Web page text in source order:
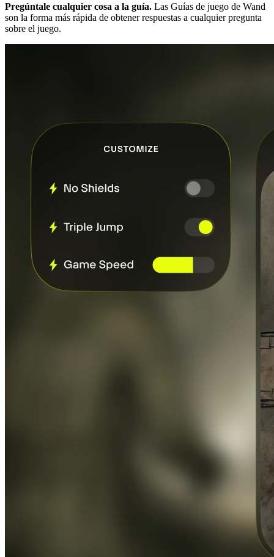
Pregúntale cualquier cosa a la guía. Las Guías de juego de Wand
son la forma más rápida de obtener respuestas a cualquier pregunta
sobre el juego.